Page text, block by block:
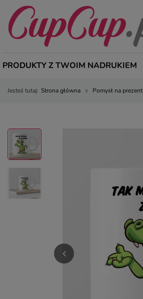
PRODUKTY Z TWOIM NADRUKIEM
Jesteś tutaj: Strona główna Pomysł na prezent